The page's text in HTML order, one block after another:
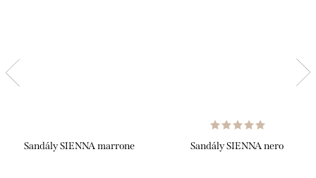
Sandály SIENNA marrone Sandály SIENNA nero